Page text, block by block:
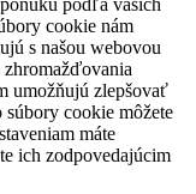
cookie nám
s našou webovou
umožňujú zlepšovať
súbory cookie môžete
máte
ich zodpovedajúcim